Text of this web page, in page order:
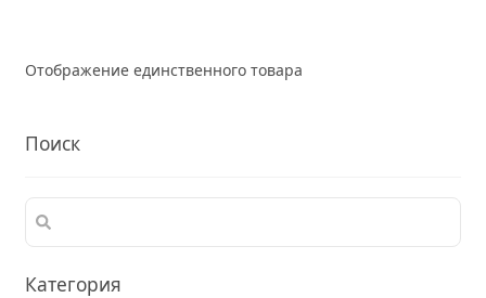
Отображение единственного товара
Поиск
Категория